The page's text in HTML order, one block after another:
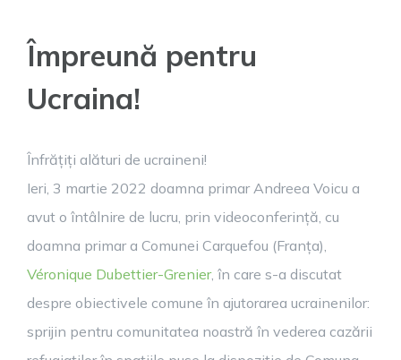
Împreună pentru
Ucraina!
Înfrățiți alături de ucraineni!
Ieri, 3 martie 2022 doamna primar Andreea Voicu a
avut o întâlnire de lucru, prin videoconferință, cu
doamna primar a Comunei Carquefou (Franța),
Véronique Dubettier-Grenier, în care s-a discutat
despre obiectivele comune în ajutorarea ucrainenilor:
sprijin pentru comunitatea noastră în vederea cazării